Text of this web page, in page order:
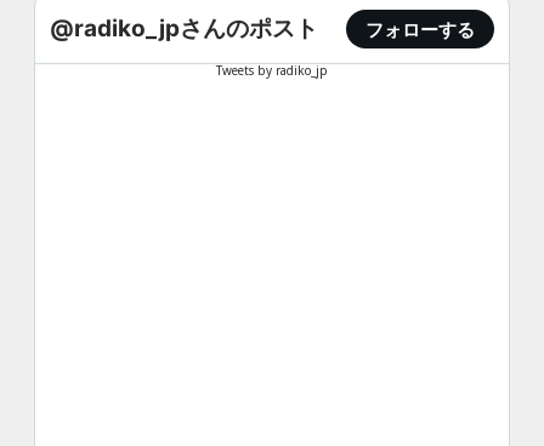
@radiko_jpさんのポスト フォローする
Tweets by radiko_jp